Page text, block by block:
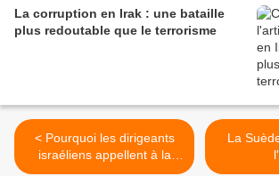
La corruption en Irak : une bataille
plus redoutable que le terrorisme
< Pourquoi les dirigeants
israéliens appellent à la
“Seconde Nakba”
La